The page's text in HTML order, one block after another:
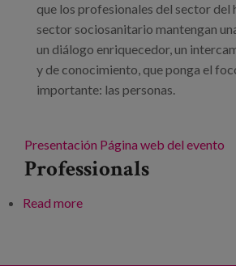
que los profesionales del sector del
sector sociosanitario mantengan
un diálogo enriquecedor, un
y de conocimiento, que ponga el
importante: las personas.
Presentación Página web del evento
Professionals
Read moreabout Congreso Life Habitat